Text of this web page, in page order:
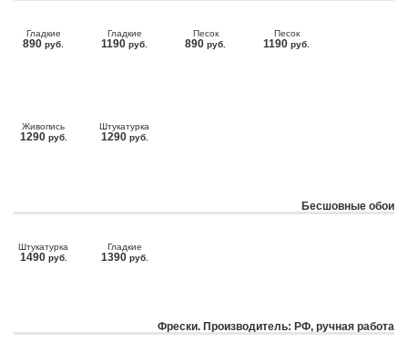
Гладкие
890 руб.
Гладкие
1190 руб.
Песок
890 руб.
Песок
1190 руб.
Живопись
1290 руб.
Штукатурка
1290 руб.
Бесшовные обои
Штукатурка
1490 руб.
Гладкие
1390 руб.
Фрески. Производитель: РФ, ручная работа